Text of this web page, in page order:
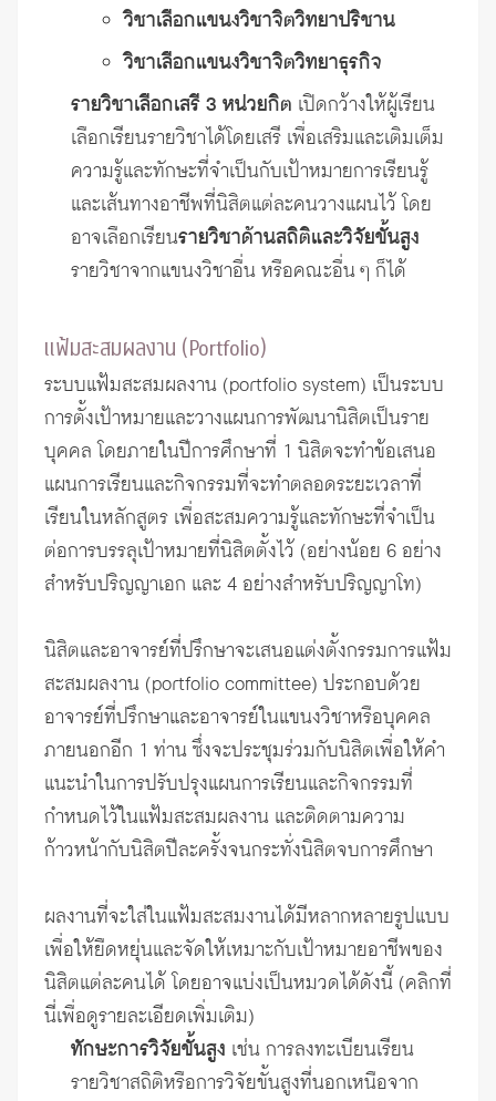
วิชาเลือกแขนงวิชาจิตวิทยาปริชาน
วิชาเลือกแขนงวิชาจิตวิทยาธุรกิจ
รายวิชาเลือกเสรี 3 หน่วยกิต เปิดกว้างให้ผู้เรียน
เลือกเรียนรายวิชาได้โดยเสรี เพื่อเสริมและเติมเต็ม
ความรู้และทักษะที่จำเป็นกับเป้าหมายการเรียนรู้
และเส้นทางอาชีพที่นิสิตแต่ละคนวางแผนไว้ โดย
อาจเลือกเรียนรายวิชาด้านสถิติและวิจัยขั้นสูง
รายวิชาจากแขนงวิชาอื่น หรือคณะอื่น ๆ ก็ได้
แฟ้มสะสมผลงาน (Portfolio)
ระบบแฟ้มสะสมผลงาน (portfolio system) เป็นระบบ
การตั้งเป้าหมายและวางแผนการพัฒนานิสิตเป็นราย
บุคคล โดยภายในปีการศึกษาที่ 1 นิสิตจะทำข้อเสนอ
แผนการเรียนและกิจกรรมที่จะทำตลอดระยะเวลาที่
เรียนในหลักสูตร เพื่อสะสมความรู้และทักษะที่จำเป็น
ต่อการบรรลุเป้าหมายที่นิสิตตั้งไว้ (อย่างน้อย 6 อย่าง
สำหรับปริญญาเอก และ 4 อย่างสำหรับปริญญาโท)
นิสิตและอาจารย์ที่ปรึกษาจะเสนอแต่งตั้งกรรมการแฟ้ม
สะสมผลงาน (portfolio committee) ประกอบด้วย
อาจารย์ที่ปรึกษาและอาจารย์ในแขนงวิชาหรือบุคคล
ภายนอกอีก 1 ท่าน ซึ่งจะประชุมร่วมกับนิสิตเพื่อให้คำ
แนะนำในการปรับปรุงแผนการเรียนและกิจกรรมที่
กำหนดไว้ในแฟ้มสะสมผลงาน และติดตามความ
ก้าวหน้ากับนิสิตปีละครั้งจนกระทั่งนิสิตจบการศึกษา
ผลงานที่จะใส่ในแฟ้มสะสมงานได้มีหลากหลายรูปแบบ
เพื่อให้ยืดหยุ่นและจัดให้เหมาะกับเป้าหมายอาชีพของ
นิสิตแต่ละคนได้ โดยอาจแบ่งเป็นหมวดได้ดังนี้ (คลิกที่
นี่เพื่อดูรายละเอียดเพิ่มเติม)
ทักษะการวิจัยขั้นสูง เช่น การลงทะเบียนเรียน
รายวิชาสถิติหรือการวิจัยขั้นสูงที่นอกเหนือจาก